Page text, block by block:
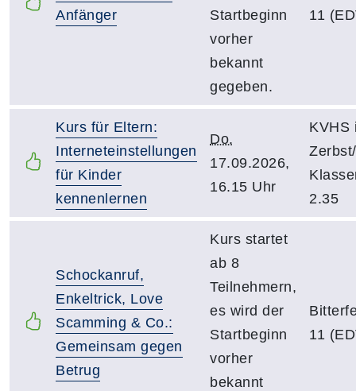
Anfänger
Startbeginn
vorher
bekannt
gegeben.
11
Kurs für Eltern:
Interneteinstellungen
für Kinder
kennenlernen
Do.
17.09.2026,
16.15 Uhr
KVHS
2.35
Schockanruf,
Enkeltrick, Love
Scamming & Co.:
Gemeinsam gegen
Betrug
Kurs startet
ab 8
Teilnehmern,
es wird der
Startbeginn
vorher
bekannt
11